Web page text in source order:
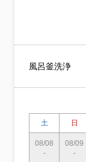
風呂釜洗浄
土 日
08/08
-
08/09
-